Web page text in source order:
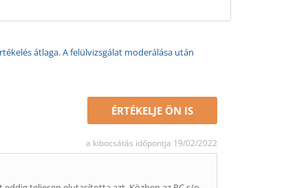
átlaga. A felülvizsgálat moderálása után
ÉRTÉKELJE ÖN IS
a kibocsátás időpontja 19/02/2022